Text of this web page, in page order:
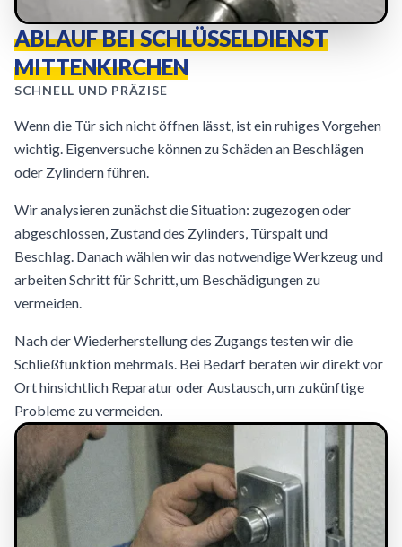
ABLAUF BEI SCHLÜSSELDIENST
MITTENKIRCHEN
SCHNELL UND PRÄZISE
Wenn die Tür sich nicht öffnen lässt, ist ein ruhiges Vorgehen
wichtig. Eigenversuche können zu Schäden an Beschlägen
oder Zylindern führen.
Wir analysieren zunächst die Situation: zugezogen oder
abgeschlossen, Zustand des Zylinders, Türspalt und
Beschlag. Danach wählen wir das notwendige Werkzeug und
arbeiten Schritt für Schritt, um Beschädigungen zu
vermeiden.
Nach der Wiederherstellung des Zugangs testen wir die
Schließfunktion mehrmals. Bei Bedarf beraten wir direkt vor
Ort hinsichtlich Reparatur oder Austausch, um zukünftige
Probleme zu vermeiden.